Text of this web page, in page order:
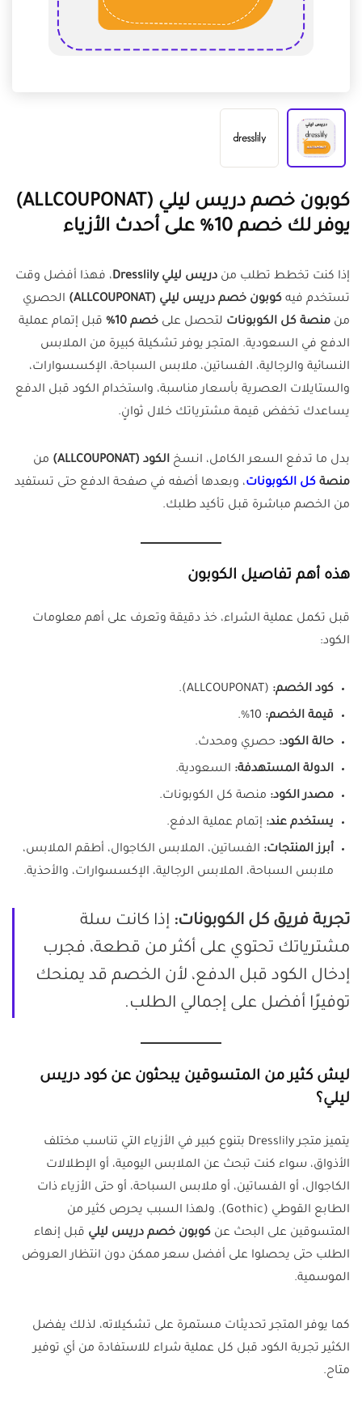
كوبون خصم دريس ليلي (ALLCOUPONAT)
يوفر لك خصم 10% على أحدث الأزياء
إذا كنت تخطط تطلب من دريس ليلي Dresslily
، فهذا أفضل وقت
تستخدم فيه كوبون خصم دريس ليلي (ALLCOUPONAT)
الحصري
من منصة كل الكوبونات لتحصل على خصم 10%
قبل إتمام عملية
الدفع في السعودية. المتجر يوفر تشكيلة كبيرة من الملابس
النسائية والرجالية، الفساتين، ملابس السباحة، الإكسسوارات،
والستايلات العصرية بأسعار مناسبة، واستخدام الكود قبل الدفع
يساعدك تخفض قيمة مشترياتك خلال ثوانٍ.
بدل ما تدفع السعر الكامل، انسخ الكود (ALLCOUPONAT)
من
منصة كل الكوبونات، وبعدها أضفه في صفحة الدفع حتى تستفيد
من الخصم مباشرة قبل تأكيد طلبك.
هذه أهم تفاصيل الكوبون
قبل تكمل عملية الشراء، خذ دقيقة وتعرف على أهم معلومات
الكود:
كود الخصم: (ALLCOUPONAT).
قيمة الخصم:
حالة الكود: حصري ومحدث.
الدولة المستهدفة: السعودية.
مصدر الكود: منصة كل الكوبونات.
يستخدم عند: إتمام عملية الدفع.
أبرز المنتجات: الفساتين، الملابس الكاجوال، أطقم الملابس،
ملابس السباحة، الملابس الرجالية، الإكسسوارات، والأحذية.
تجربة فريق كل الكوبونات: إذا كانت سلة
مشترياتك تحتوي على أكثر من قطعة، فجرب
إدخال الكود قبل الدفع، لأن الخصم قد يمنحك
توفيرًا أفضل على إجمالي الطلب.
ليش كثير من المتسوقين يبحثون عن كود دريس
ليلي؟
يتميز متجر Dresslily بتنوع كبير في الأزياء التي تناسب مختلف
الأذواق، سواء كنت تبحث عن الملابس اليومية، أو الإطلالات
الكاجوال، أو الفساتين، أو ملابس السباحة، أو حتى الأزياء ذات
الطابع القوطي (Gothic). ولهذا السبب يحرص كثير من
المتسوقين على البحث عن كوبون خصم دريس ليلي قبل إنهاء
الطلب حتى يحصلوا على أفضل سعر ممكن دون انتظار العروض
الموسمية.
كما يوفر المتجر تحديثات مستمرة على تشكيلاته، لذلك يفضل
الكثير تجربة الكود قبل كل عملية شراء للاستفادة من أي توفير
متاح.